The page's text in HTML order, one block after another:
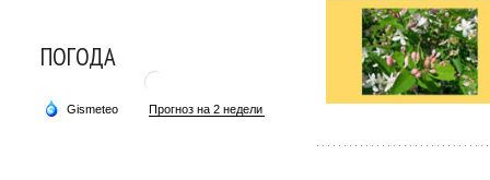
ПОГОДА